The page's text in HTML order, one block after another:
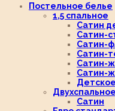
Постельное белье
1,5 спальное
Сатин
Сатин-
Сатин-
Сатин-
Сатин-
Сатин-
Детское
Двухспальное
Сатин